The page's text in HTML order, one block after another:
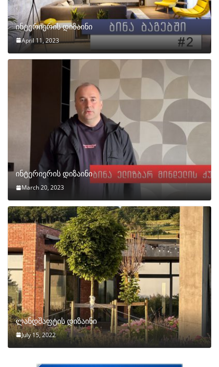
ინტერიერის დიზაინი
April 11, 2023
ინტერიერის დიზაინი
March 20, 2023
ლანდშაფტის დიზაინი
July 15, 2022